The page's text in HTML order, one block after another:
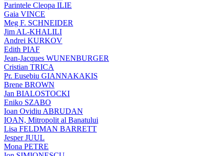
Parintele Cleopa ILIE
Gaia VINCE
Meg F. SCHNEIDER
Jim AL-KHALILI
Andrei KURKOV
Edith PIAF
Jean-Jacques WUNENBURGER
Cristian TRICA
Pr. Eusebiu GIANNAKAKIS
Brene BROWN
Jan BIALOSTOCKI
Eniko SZABO
Ioan Ovidiu ABRUDAN
IOAN, Mitropolit al Banatului
Lisa FELDMAN BARRETT
Jesper JUUL
Mona PETRE